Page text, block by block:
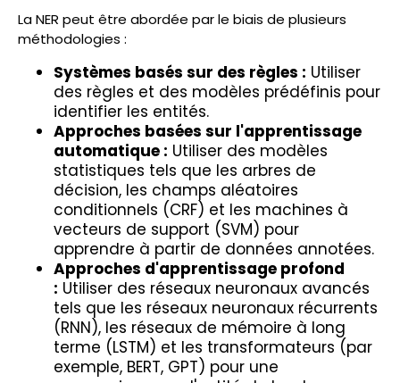
La NER peut être abordée par le biais de plusieurs
méthodologies :
Systèmes basés sur des règles : Utiliser
des règles et des modèles prédéfinis pour
identifier les entités.
Approches basées sur l'apprentissage
automatique : Utiliser des modèles
statistiques tels que les arbres de
décision, les champs aléatoires
conditionnels (CRF) et les machines à
vecteurs de support (SVM) pour
apprendre à partir de données annotées.
Approches d'apprentissage profond
: Utiliser des réseaux neuronaux avancés
tels que les réseaux neuronaux récurrents
(RNN), les réseaux de mémoire à long
terme (LSTM) et les transformateurs (par
exemple, BERT, GPT) pour une